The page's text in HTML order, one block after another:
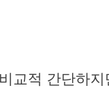
교적 간단하